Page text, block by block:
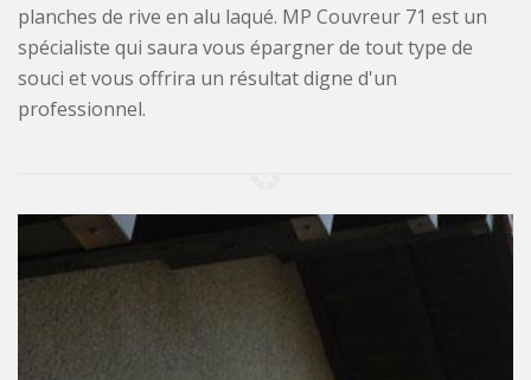
planches de rive en alu laqué. MP Couvreur 71 est un
spécialiste qui saura vous épargner de tout type de
souci et vous offrira un résultat digne d'un
professionnel.